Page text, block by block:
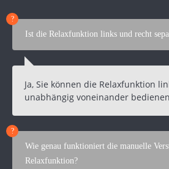
Ist die Relaxfunktion links und recht
Ja, Sie können die Relaxfunktion
unabhängig voneinander
Wie genau funktioniert die manuelle
Relaxfunktion?